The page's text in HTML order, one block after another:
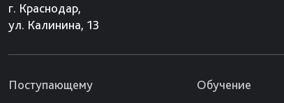
г. Краснодар,
ул. Калинина, 13
Поступающему Обучение